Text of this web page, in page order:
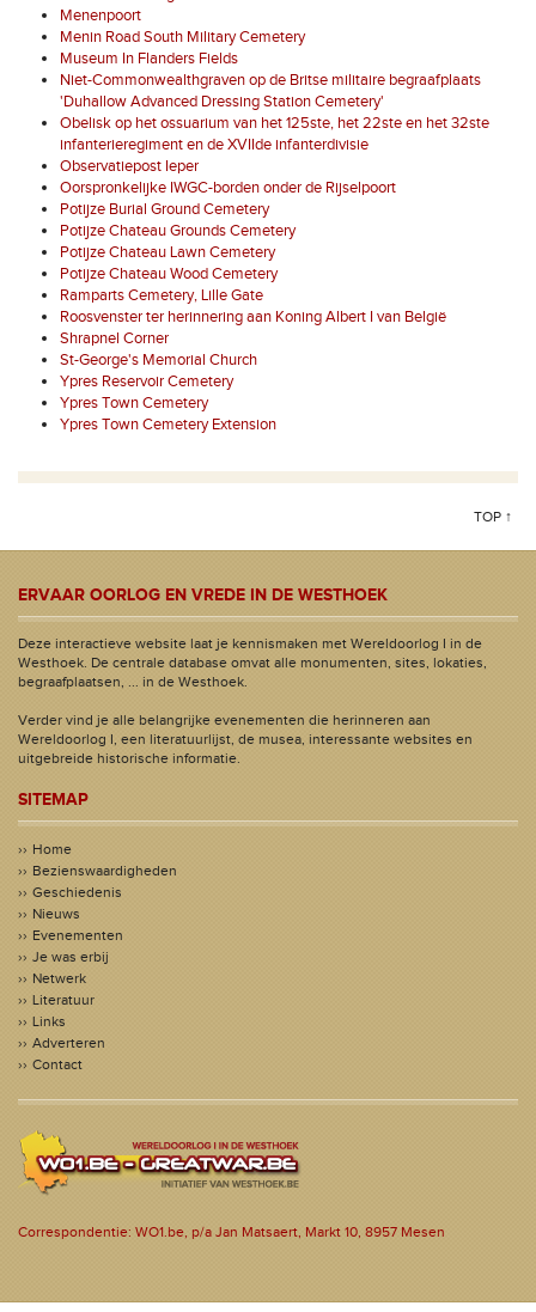
Menenpoort
Menin Road South Military Cemetery
Museum In Flanders Fields
Niet-Commonwealthgraven op de Britse militaire begraafplaats
'Duhallow Advanced Dressing Station Cemetery'
Obelisk op het ossuarium van het 125ste, het 22ste en het 32ste
infanterieregiment en de XVIIde infanterdivisie
Observatiepost Ieper
Oorspronkelijke IWGC-borden onder de Rijselpoort
Potijze Burial Ground Cemetery
Potijze Chateau Grounds Cemetery
Potijze Chateau Lawn Cemetery
Potijze Chateau Wood Cemetery
Ramparts Cemetery, Lille Gate
Roosvenster ter herinnering aan Koning Albert I van België
Shrapnel Corner
St-George's Memorial Church
Ypres Reservoir Cemetery
Ypres Town Cemetery
Ypres Town Cemetery Extension
TOP ↑
ERVAAR OORLOG EN VREDE IN DE WESTHOEK
Deze interactieve website laat je kennismaken met Wereldoorlog I in de
Westhoek. De centrale database omvat alle monumenten, sites, lokaties,
begraafplaatsen, ... in de Westhoek.
Verder vind je alle belangrijke evenementen die herinneren aan
Wereldoorlog I, een literatuurlijst, de musea, interessante websites en
uitgebreide historische informatie.
SITEMAP
Home
Bezienswaardigheden
Geschiedenis
Nieuws
Evenementen
Je was erbij
Netwerk
Literatuur
Links
Adverteren
Contact
Correspondentie: WO1.be, p/a Jan Matsaert, Markt 10, 8957 Mesen